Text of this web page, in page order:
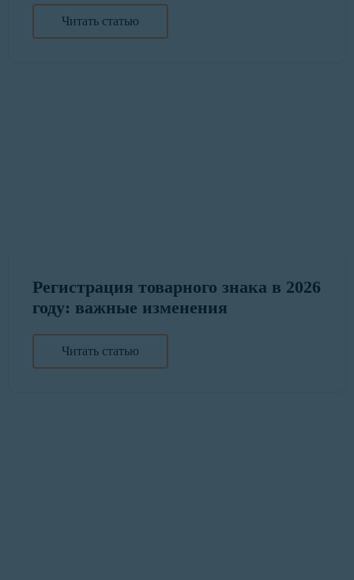
Читать статью
Регистрация товарного знака в 2026
году: важные изменения
Читать статью